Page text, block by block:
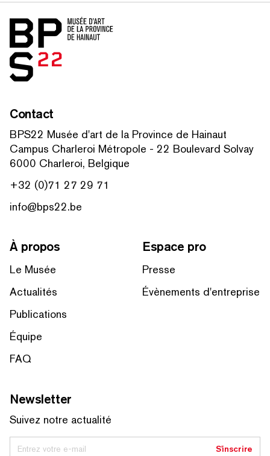
Accueil
Contact
BPS22 Musée d'art de la Province de Hainaut
Campus Charleroi Métropole - 22 Boulevard Solvay
6000 Charleroi, Belgique
+32 (0)71 27 29 71
info@bps22.be
À propos
Le Musée
Actualités
Publications
Équipe
FAQ
Espace pro
Presse
Évènements d'entreprise
Newsletter
Suivez notre actualité
Entrez votre e-mail S'inscrire